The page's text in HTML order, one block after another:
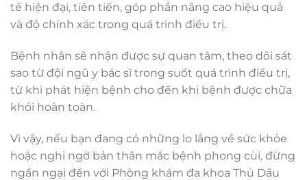
tế hiện đại, tiên tiến, góp phần nâng cao hiệu quả
và độ chính xác trong quá trình điều trị.
Bệnh nhân sẽ nhận được sự quan tâm, theo dõi sát
sao từ đội ngũ y bác sĩ trong suốt quá trình điều trị,
từ khi phát hiện bệnh cho đến khi bệnh được chữa
khỏi hoàn toàn.
Vì vậy, nếu bạn đang có những lo lắng về sức khỏe
hoặc nghi ngờ bản thân mắc bệnh phong cùi, đừng
ngần ngại đến với Phòng khám đa khoa Thủ Dầu